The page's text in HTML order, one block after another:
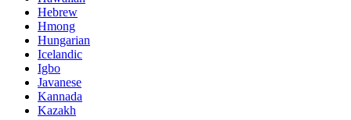
Hebrew
Hmong
Hungarian
Icelandic
Igbo
Javanese
Kannada
Kazakh